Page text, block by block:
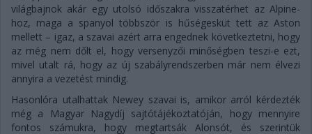
világbajnok akár egy utolsó időszakra visszatérhet az Alpine-
hoz, maga a spanyol többször is hűségesküt tett az Aston
mellett – igaz, a szavai azért arra engednek következtetni, hogy
az még nem dőlt el, hogy versenyzői minőségben teszi-e ezt,
mivel utalt rá, hogy az új szabályrendszerben már nem élvezi
annyira a vezetést mindig.
Hasonlóra utalhattak Newey szavai is, amikor arról kérdezték
még a Magyar Nagydíj sajtótájékoztatóján, hogy mennyire
fontos számukra, hogy megtartsák Alonsót, és szerintük